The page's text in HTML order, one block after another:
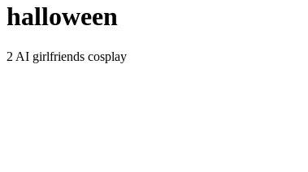
halloween
2 AI girlfriends cosplay